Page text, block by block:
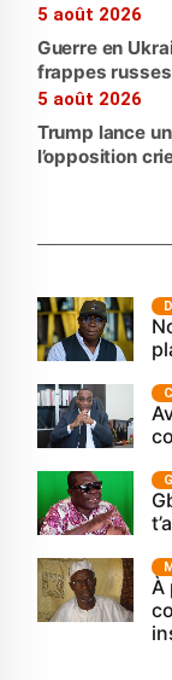
5 août 2026
Guerre en
frappes
5 août 2026
Trump lance
l’opposition
À